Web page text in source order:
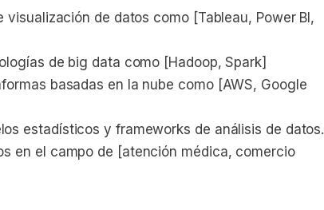
visualización de datos como [Tableau, Power BI,
de big data como [Hadoop, Spark]
basadas en la nube como [AWS, Google
estadísticos y frameworks de análisis de datos.
en el campo de [atención médica, comercio